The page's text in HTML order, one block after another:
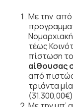
Με την από
τέως
πίστωση
αίθουσας
από
τριάντα